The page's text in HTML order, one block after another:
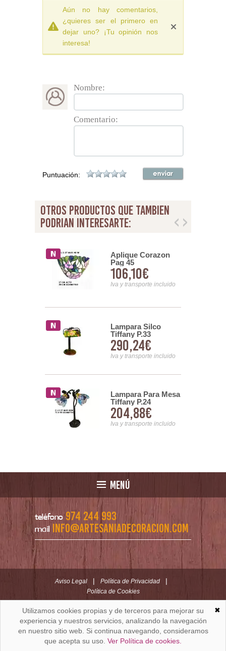
Aún no hay comentarios,
¿quieres ser el primero en
dejar uno? ¡Tu opinión nos
interesa!
Nombre:
Comentario:
Puntuación:
otros productos que tambien
podrian interesarte:
Aplique Corazon
Pag 45
106,10€
Iva y transporte incluido
Lampara Silco
Tiffany P.33
290,24€
Iva y transporte incluido
Lampara Para Mesa
Tiffany P.24
204,88€
Iva y transporte incluido
MENÚ
teléfono 974 244 993
mail info@artesaniadecoracion.com
Aviso Legal | Política de Privacidad |
Política de Cookies
ARTESANÍAYDECORACION.COM
C/ Padre Huesca nº 30 | Oficina C/ Roldán nº 5 -3º
Huesca (España)
✖
Utilizamos cookies propias y de terceros para mejorar su
experiencia y nuestros servicios, analizando la navegación
en nuestro sitio web. Si continua navegando, consideramos
que acepta su uso. Ver Política de cookies.